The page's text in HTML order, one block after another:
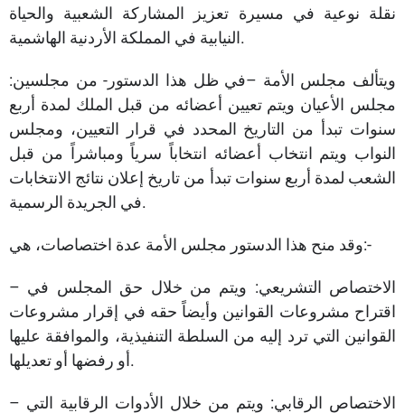
نقلة نوعية في مسيرة تعزيز المشاركة الشعبية والحياة
النيابية في المملكة الأردنية الهاشمية.
ويتألف مجلس الأمة –في ظل هذا الدستور- من مجلسين:
مجلس الأعيان ويتم تعيين أعضائه من قبل الملك لمدة أربع
سنوات تبدأ من التاريخ المحدد في قرار التعيين، ومجلس
النواب ويتم انتخاب أعضائه انتخاباً سرياً ومباشراً من قبل
الشعب لمدة أربع سنوات تبدأ من تاريخ إعلان نتائج الانتخابات
في الجريدة الرسمية.
وقد منح هذا الدستور مجلس الأمة عدة اختصاصات، هي:-
– الاختصاص التشريعي: ويتم من خلال حق المجلس في
اقتراح مشروعات القوانين وأيضاً حقه في إقرار مشروعات
القوانين التي ترد إليه من السلطة التنفيذية، والموافقة عليها
أو رفضها أو تعديلها.
– الاختصاص الرقابي: ويتم من خلال الأدوات الرقابية التي